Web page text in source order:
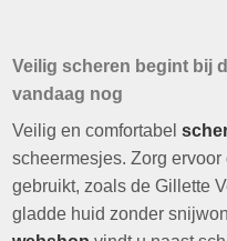
Veilig scheren begint bij
vandaag nog
Veilig en comfortabel
scheermesjes. Zorg
gebruikt, zoals de Gillette
gladde huid zonder